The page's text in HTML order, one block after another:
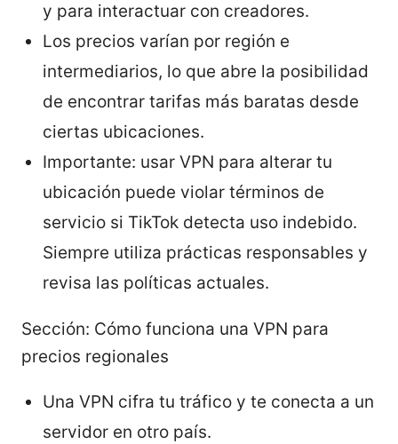
y para interactuar con creadores.
Los precios varían por región e
intermediarios, lo que abre la posibilidad
de encontrar tarifas más baratas desde
ciertas ubicaciones.
Importante: usar VPN para alterar tu
ubicación puede violar términos de
servicio si TikTok detecta uso indebido.
Siempre utiliza prácticas responsables y
revisa las políticas actuales.
Sección: Cómo funciona una VPN para
precios regionales
Una VPN cifra tu tráfico y te conecta a un
servidor en otro país.